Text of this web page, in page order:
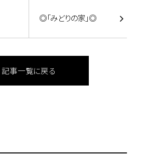
◎「みどりの家」◎
記事一覧に戻る